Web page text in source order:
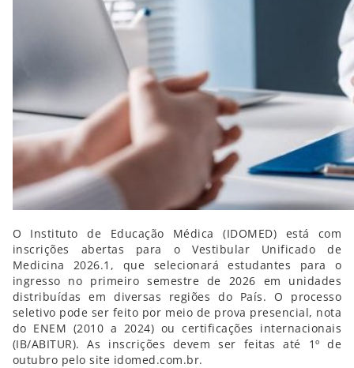
O Instituto de Educação Médica (IDOMED) está com
inscrições abertas para o Vestibular Unificado de
Medicina 2026.1, que selecionará estudantes para o
ingresso no primeiro semestre de 2026 em unidades
distribuídas em diversas regiões do País. O processo
seletivo pode ser feito por meio de prova presencial, nota
do ENEM (2010 a 2024) ou certificações internacionais
(IB/ABITUR). As inscrições devem ser feitas até 1º de
outubro pelo site idomed.com.br.